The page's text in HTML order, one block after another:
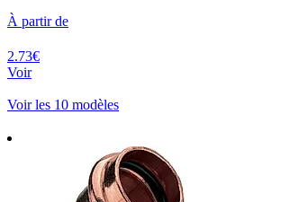
À partir de
2.73€
Voir
Voir les 10 modèles